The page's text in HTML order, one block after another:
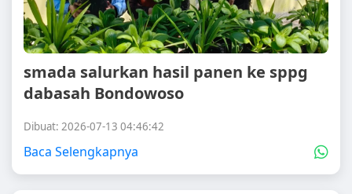
smada salurkan hasil panen ke sppg
dabasah Bondowoso
Dibuat: 2026-07-13 04:46:42
Baca Selengkapnya